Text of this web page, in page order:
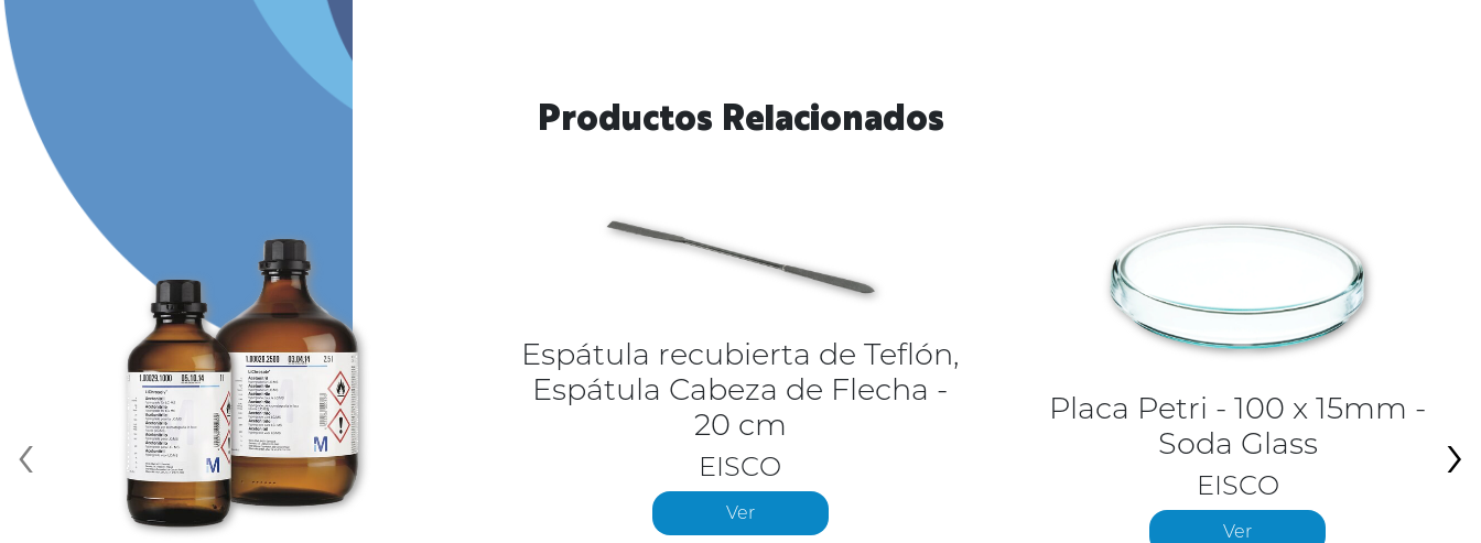
Productos Relacionados
Espátula recubierta de Teflón,
Espátula Cabeza de Flecha -
20 cm
EISCO
Ver
Placa Petri - 100 x 15mm -
Soda Glass
EISCO
Ver
‹ ›